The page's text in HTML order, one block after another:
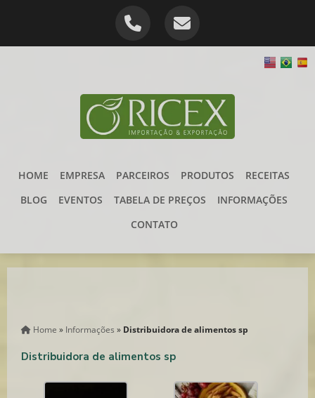
HOME EMPRESA PARCEIROS PRODUTOS
RECEITAS
BLOG
EVENTOS TABELA DE PREÇOS
INFORMAÇÕES
CONTATO
Home » Informações » Distribuidora de alimentos sp
Distribuidora de alimentos sp